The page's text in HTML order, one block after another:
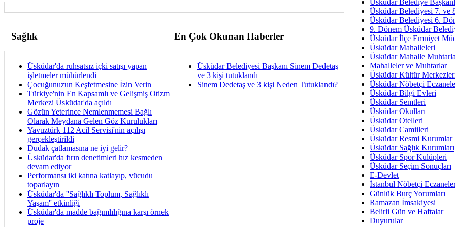
Sağlık En Çok Okunan Haberler
Üsküdar'da ruhsatsız içki satışı yapan
işletmeler mühürlendi
Çocuğunuzun Keşfetmesine İzin Verin
Türkiye'nin En Kapsamlı ve Gelişmiş Otizm
Merkezi Üsküdar'da açıldı
Gözün Yeterince Nemlenmemesi Bağlı
Olarak Meydana Gelen Göz Kurulukları
Yavuztürk 112 Acil Servisi'nin açılışı
gerçekleştirildi
Dudak çatlamasına ne iyi gelir?
Üsküdar'da fırın denetimleri hız kesmeden
devam ediyor
Performansı iki katına katlayıp, vücudu
toparlayın
Üsküdar'da ''Sağlıklı Toplum, Sağlıklı
Yaşam'' etkinliği
Üsküdar'da madde bağımlılığına karşı örnek
proje
Üsküdar Belediyesi Başkanı Sinem Dedetaş
ve 3 kişi tutuklandı
Sinem Dedetaş ve 3 kişi Neden Tutuklandı?
İmar Sorunlarının Genel
Arakan
Bayramın
Ruhsal
Üsküdar
Üsküdar Belediye
Üsküdar Belediyesi 7. ve
Üsküdar Belediyesi 6.
9. Dönem Üsküdar
Üsküdar İlçe Emniyet
Üsküdar Mahalleleri
Üsküdar Mahalle
Mahalleler ve Muhtarlar
Üsküdar Kültür
Üsküdar Nöbetçi
Üsküdar Bilgi Evleri
Üsküdar Semtleri
Üsküdar Okulları
Üsküdar Otelleri
Üsküdar Camiileri
Üsküdar Resmi Kurumlar
Üsküdar Sağlık Kurumları
Üsküdar Spor Kulüpleri
Üsküdar Seçim Sonuçları
E-Devlet
İstanbul Nöbetçi
Günlük Burç Yorumları
Ramazan İmsakiyesi
Belirli Gün ve Haftalar
Duyurular